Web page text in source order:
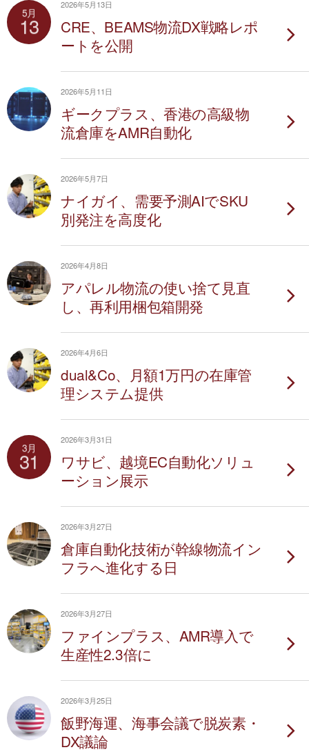
5月
13
2026年5月13日
CRE、BEAMS物流DX戦略レポ
ートを公開
2026年5月11日
ギークプラス、香港の高級物
流倉庫をAMR自動化
2026年5月7日
ナイガイ、需要予測AIでSKU
別発注を高度化
2026年4月8日
アパレル物流の使い捨て見直
し、再利用梱包箱開発
2026年4月6日
dual&Co、月額1万円の在庫管
理システム提供
3月
31
2026年3月31日
ワサビ、越境EC自動化ソリュ
ーション展示
2026年3月27日
倉庫自動化技術が幹線物流イン
フラへ進化する日
2026年3月27日
ファインプラス、AMR導入で
生産性2.3倍に
2026年3月25日
飯野海運、海事会議で脱炭素・
DX議論